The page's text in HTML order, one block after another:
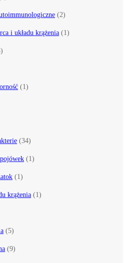
(2)
i układu krążenia (1)
(1)
(34)
(1)
(1)
krążenia (1)
(5)
(9)